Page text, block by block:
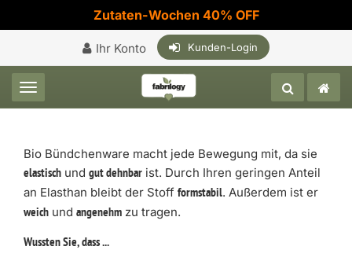
Zutaten-Wochen 40% OFF
Ihr Konto Kunden-Login
Toggle navigation
Bio Bündchenware macht jede Bewegung mit, da sie
elastisch und gut dehnbar ist. Durch Ihren geringen Anteil
an Elasthan bleibt der Stoff formstabil. Außerdem ist er
weich und angenehm zu tragen.
Wussten Sie, dass ...